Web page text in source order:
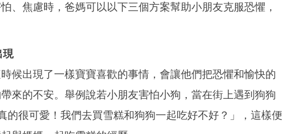
、焦慮時，爸媽可以以下三個方案幫助小朋友克服恐懼，
現
候出現了一樣寶寶喜歡的事情，會讓他們把恐懼和愉快的
來的不安。舉例說若小朋友害怕小狗，當在街上遇到狗狗
的很可愛！我們去買雪糕和狗狗一起吃好不好？」，這樣便